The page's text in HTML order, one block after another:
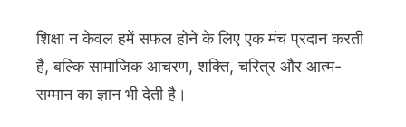
शिक्षा न केवल हमें सफल होने के लिए एक मंच प्रदान करती
है, बल्कि सामाजिक आचरण, शक्ति, चरित्र और आत्म-
सम्मान का ज्ञान भी देती है।